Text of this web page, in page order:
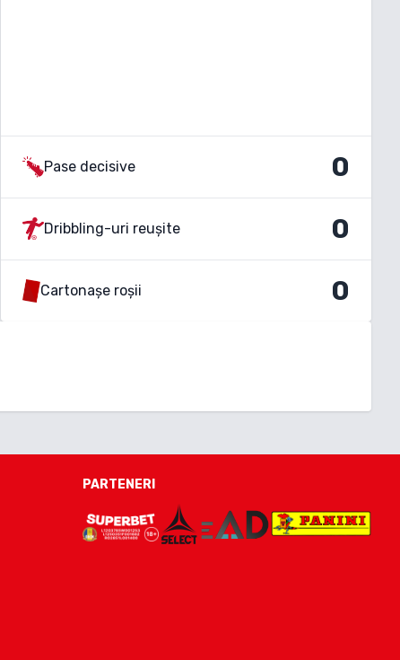
Pase decisive 0
Dribbling-uri reușite 0
Cartonașe roșii 0
PARTENERI